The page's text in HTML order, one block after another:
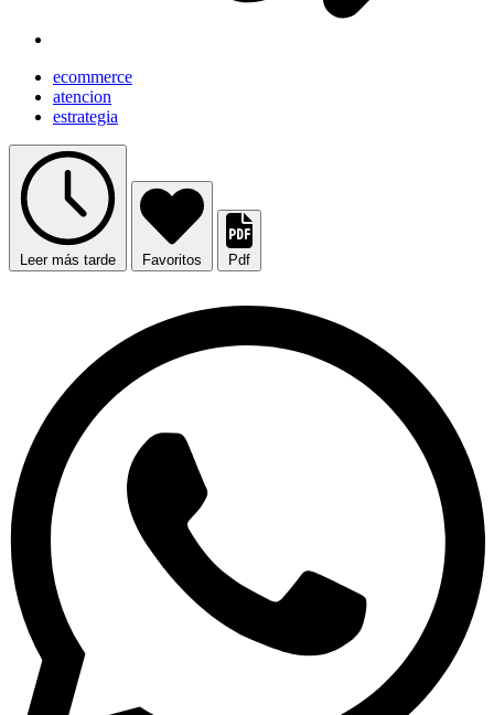
ecommerce
atencion
estrategia
Leer más tarde Favoritos Pdf